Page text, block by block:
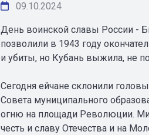
09.10.2024
День воинской славы России -
позволили в 1943 году
и убиты, но Кубань выжила, не
Сегодня ейчане склонили
Совета муниципального
огню на площади Революции.
честь и славу Отечества и на